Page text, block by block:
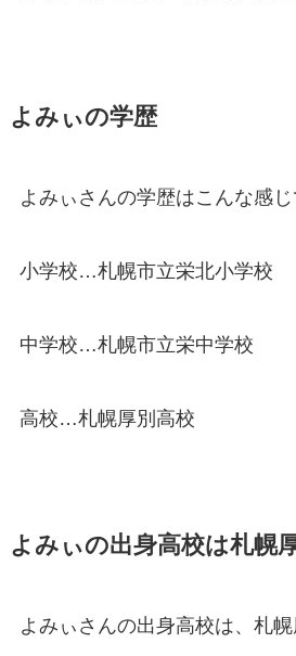
よみぃの学歴
よみぃさんの学歴はこんな感じ
小学校…札幌市立栄北小学校
中学校…札幌市立栄中学校
高校…札幌厚別高校
よみぃの出身高校は札幌
よみぃさんの出身高校は、札幌